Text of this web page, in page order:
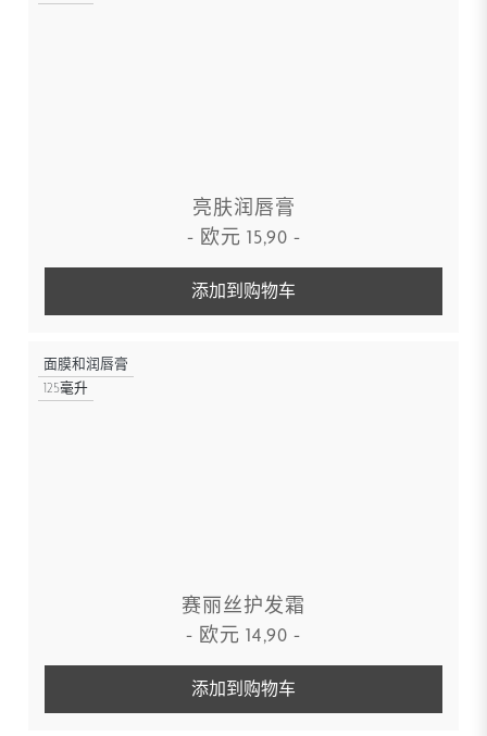
亮肤润唇膏
- 欧元 15,90 -
添加到购物车
面膜和润唇膏
125毫升
赛丽丝护发霜
- 欧元 14,90 -
添加到购物车